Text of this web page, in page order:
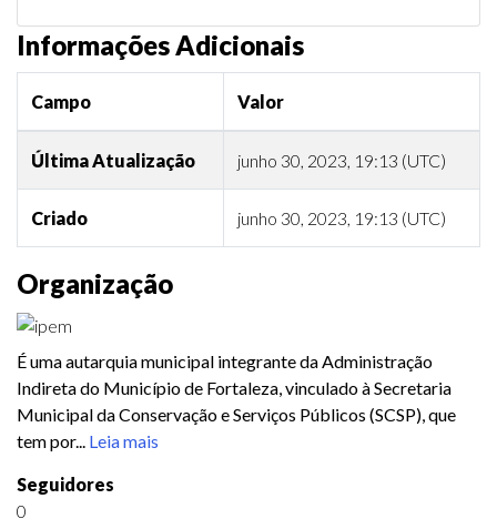
Organização
É uma autarquia municipal integrante da Administração
Indireta do Município de Fortaleza, vinculado à Secretaria
Municipal da Conservação e Serviços Públicos (SCSP), que
tem por... Leia mais
Seguidores
0
Informações Adicionais
Campo Valor
Última Atualização junho 30, 2023, 19:13 (UTC)
Criado junho 30, 2023, 19:13 (UTC)